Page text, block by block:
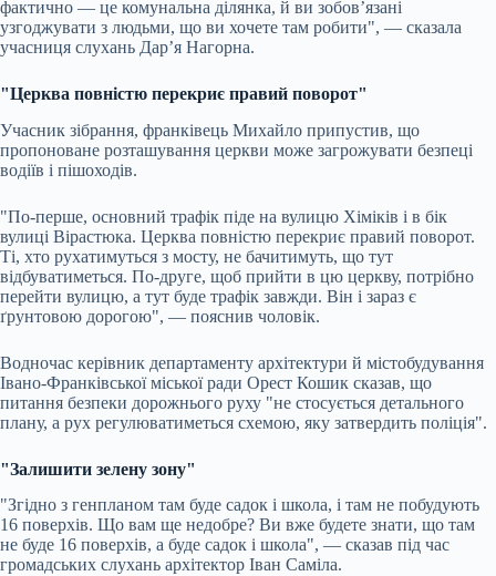
фактично — це комунальна ділянка, й ви зобов’язані
узгоджувати з людьми, що ви хочете там робити", — сказала
учасниця слухань Дар’я Нагорна.
"Церква повністю перекриє правий поворот"
Учасник зібрання, франківець Михайло припустив, що
пропоноване розташування церкви може загрожувати безпеці
водіїв і пішоходів.
"По-перше, основний трафік піде на вулицю Хіміків і в бік
вулиці Вірастюка. Церква повністю перекриє правий поворот.
Ті, хто рухатимуться з мосту, не бачитимуть, що тут
відбуватиметься. По-друге, щоб прийти в цю церкву, потрібно
перейти вулицю, а тут буде трафік завжди. Він і зараз є
ґрунтовою дорогою", — пояснив чоловік.
Водночас керівник департаменту архітектури й містобудування
Івано-Франківської міської ради Орест Кошик сказав, що
питання безпеки дорожнього руху "не стосується детального
плану, а рух регулюватиметься схемою, яку затвердить поліція".
"Залишити зелену зону"
"Згідно з генпланом там буде садок і школа, і там не побудують
16 поверхів. Що вам ще недобре? Ви вже будете знати, що там
не буде 16 поверхів, а буде садок і школа", — сказав під час
громадських слухань архітектор Іван Саміла.